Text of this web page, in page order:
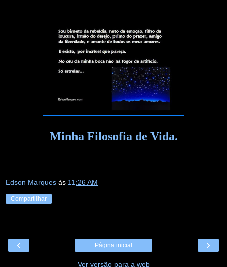
Minha Filosofia de Vida.
Edson Marques às 11:26 AM
Compartilhar
‹ ›
Página inicial
Ver versão para a web